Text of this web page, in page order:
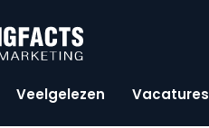
Veelgelezen Vacatures